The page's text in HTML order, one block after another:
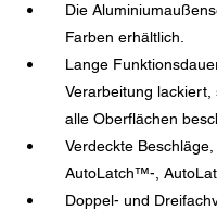
Die
Farben erhältlich.
Lange
Verarbeitung
alle Oberflächen
Verdeckte
AutoLatch™-,
Doppel- und
den aktuelle